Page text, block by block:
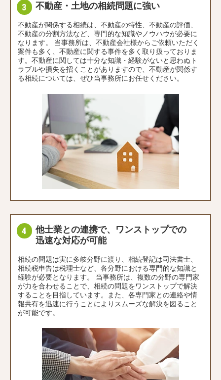
不動産・土地の相続問題に強い
不動産が関係する相続は、不動産の特性、不動産の評価、
不動産の分割方法など、専門的な知識やノウハウが必要に
なります。 当事務所は、不動産会社様からご依頼いただく
案件も多く、不動産に関する事件を多く取り扱っておりま
す。不動産に関しては十分な知識・経験がないと思わぬト
ラブルや損失を招くことがありますので、不動産が関係す
る相続については、ぜひ当事務所にお任せください。
他士業との連携で、ワンストップでの
迅速な対応が可能
相続の問題は実に多岐分野に渡り、相続登記は司法書士、
相続税申告は税理士など、各分野における専門的な知識と
経験が必要となります。 当事務所は、複数の分野の専門家
が力を合わせることで、相続の問題をワンストップで解決
することを目指しています。また、各専門家との連絡や情
報共有を迅速に行うことによりスムーズな解決を図ること
が可能です。